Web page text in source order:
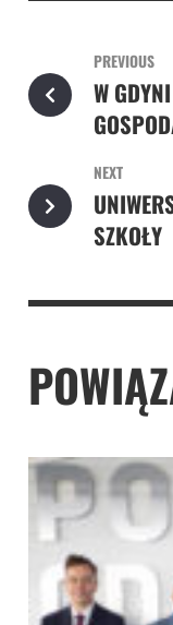
PREVIOUS
W
NEXT
SZKOŁY